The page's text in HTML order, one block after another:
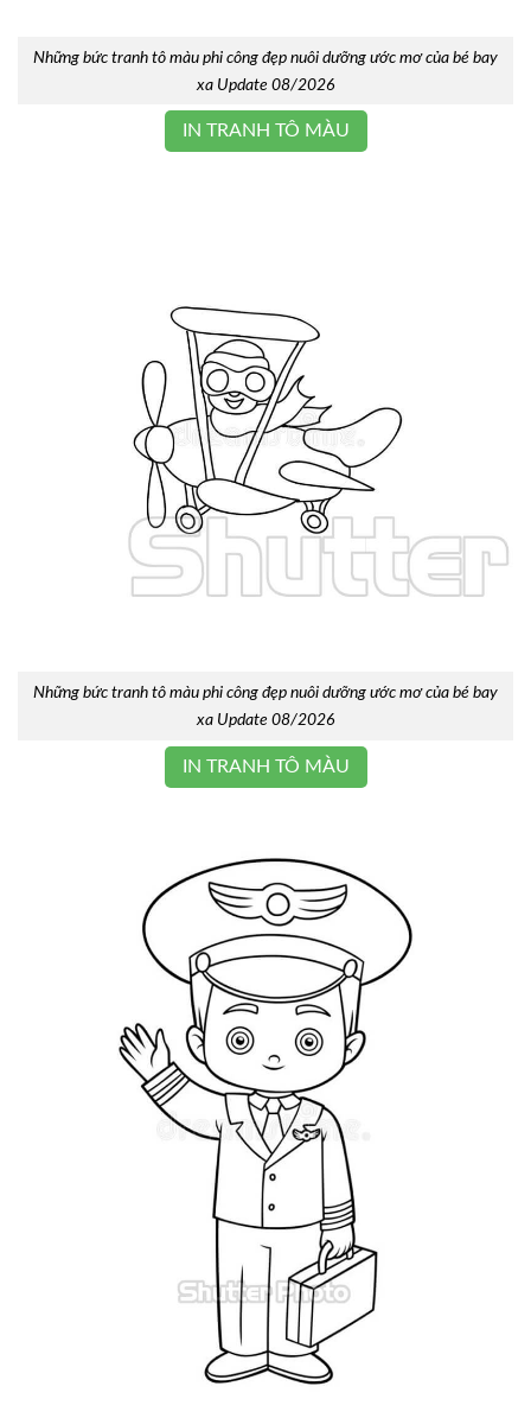
Những bức tranh tô màu phi công đẹp nuôi dưỡng ước mơ của bé bay
xa Update 08/2026
IN TRANH TÔ MÀU
Những bức tranh tô màu phi công đẹp nuôi dưỡng ước mơ của bé bay
xa Update 08/2026
IN TRANH TÔ MÀU